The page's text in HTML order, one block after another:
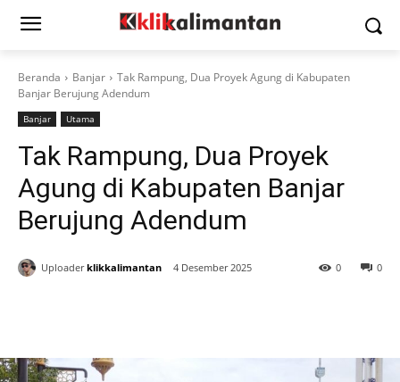
Beranda Banjar
Tak Rampung, Dua Proyek Agung di Kabupaten
Banjar Berujung Adendum
Banjar Utama
Tak Rampung, Dua Proyek
Agung di Kabupaten Banjar
Berujung Adendum
Uploader klikkalimantan 4 Desember 2025 0
0